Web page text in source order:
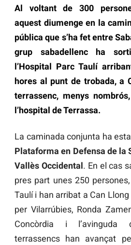
Al voltant de 300
aquest diumenge en la
pública que s’ha fet entre
grup sabadellenc ha
l’Hospital Parc Taulí
hores al punt de trobada, a
terrassenc, menys
l’hospital de Terrassa.
La caminada conjunta ha
Plataforma en Defensa de la
Vallès Occidental. En el cas
pres part unes 250
Taulí i han arribat a Can
per Vilarrúbies, Ronda
Concòrdia i l’avinguda
terrassencs han avançat